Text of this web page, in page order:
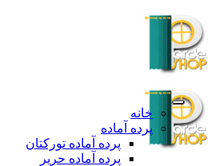
content
خانه
پرده آماده
پرده آماده تورکتان
پرده آماده حریر